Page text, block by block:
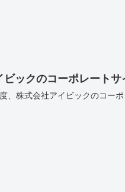
ビックのコーポレート
、株式会社アイビックのコー